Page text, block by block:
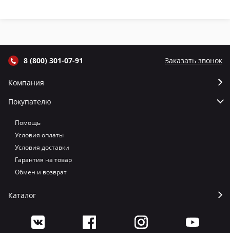
8 (800) 301-07-91 Заказать звонок
Компания
Покупателю
Помощь
Условия оплаты
Условия доставки
Гарантия на товар
Обмен и возврат
Каталог